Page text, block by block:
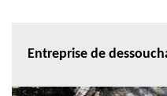
Entreprise de